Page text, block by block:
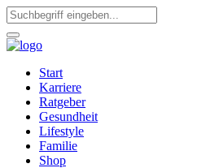
Start
Karriere
Ratgeber
Gesundheit
Lifestyle
Familie
Shop